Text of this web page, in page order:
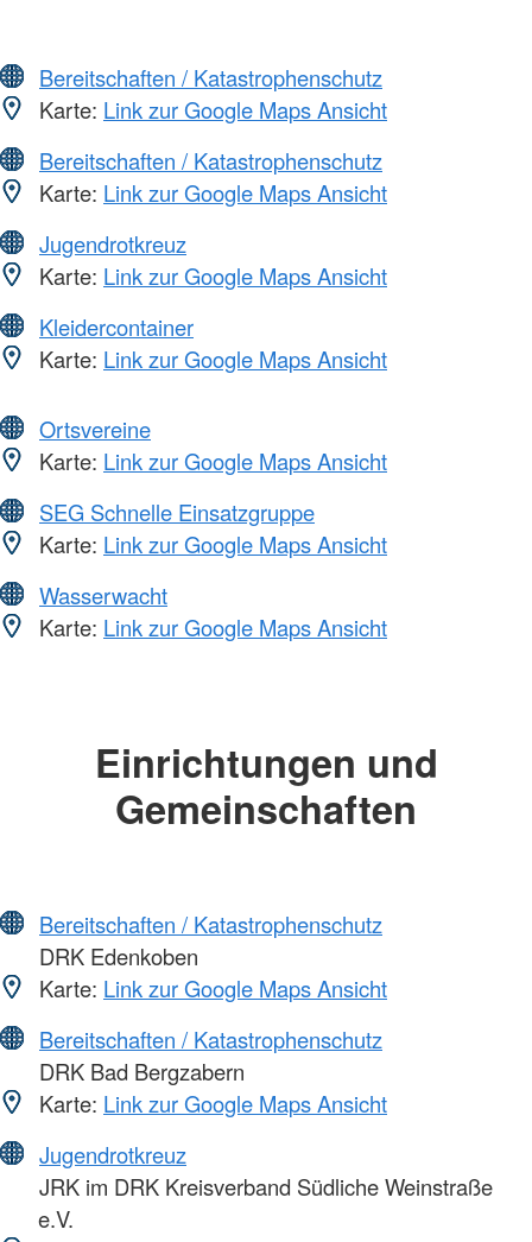
Bereitschaften / Katastrophenschutz
Karte: Link zur Google Maps Ansicht
Bereitschaften / Katastrophenschutz
Karte: Link zur Google Maps Ansicht
Jugendrotkreuz
Karte: Link zur Google Maps Ansicht
Kleidercontainer
Karte: Link zur Google Maps Ansicht
Ortsvereine
Karte: Link zur Google Maps Ansicht
SEG Schnelle Einsatzgruppe
Karte: Link zur Google Maps Ansicht
Wasserwacht
Karte: Link zur Google Maps Ansicht
Einrichtungen und
Gemeinschaften
Bereitschaften / Katastrophenschutz
DRK Edenkoben
Karte: Link zur Google Maps Ansicht
Bereitschaften / Katastrophenschutz
DRK Bad Bergzabern
Karte: Link zur Google Maps Ansicht
Jugendrotkreuz
JRK im DRK Kreisverband Südliche Weinstraße
e.V.